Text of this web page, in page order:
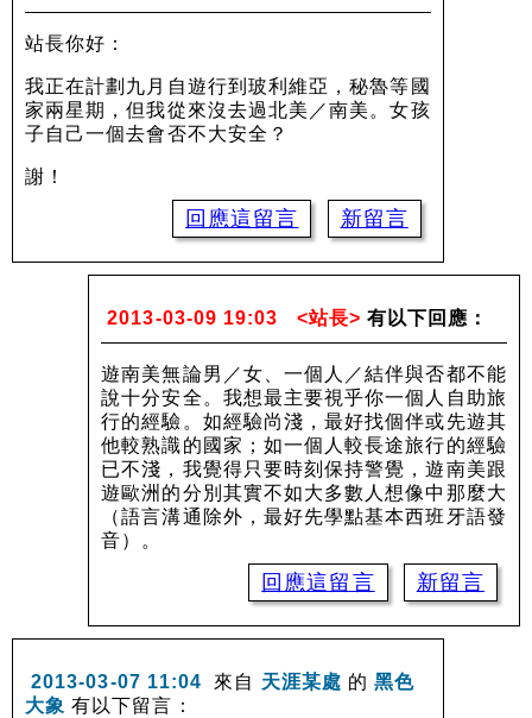
站長你好：
我正在計劃九月自遊行到玻利維亞，秘魯等國
家兩星期，但我從來沒去過北美／南美。女孩
子自己一個去會否不大安全？
謝！
回應這留言 新留言
2013-03-09 19:03 <站長> 有以下回應：
遊南美無論男／女、一個人／結伴與否都不能
說十分安全。我想最主要視乎你一個人自助旅
行的經驗。如經驗尚淺，最好找個伴或先遊其
他較熟識的國家；如一個人較長途旅行的經驗
已不淺，我覺得只要時刻保持警覺，遊南美跟
遊歐洲的分別其實不如大多數人想像中那麼大
（語言溝通除外，最好先學點基本西班牙語發
音）。
回應這留言 新留言
2013-03-07 11:04 來自 天涯某處 的 黑色
大象 有以下留言：